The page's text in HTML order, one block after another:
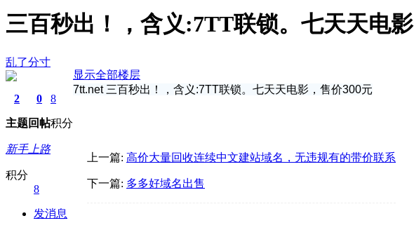
三百秒出！，含义:7TT联锁。七天天电影
乱了分寸
2
主题
0
回帖
8
积分
新手上路
积分
8
发消息
显示全部楼层
7tt.net 三百秒出！，含义:7TT联锁。七天天电影，售价300元
上一篇: 高价大量回收连续中文建站域名，无违规有的带价联系
下一篇: 多多好域名出售